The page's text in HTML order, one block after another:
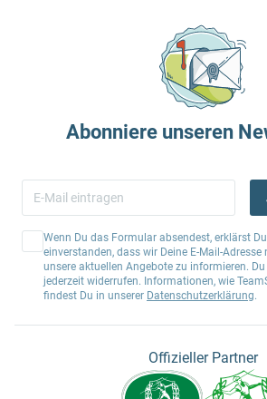
Abonniere unseren
Wenn Du das Formular absendest, erklärst
einverstanden, dass wir Deine E-Mail-
unsere aktuellen Angebote zu informieren.
jederzeit widerrufen. Informationen, wie
findest Du in unserer Datenschutzerklärung.
Offizieller Partner